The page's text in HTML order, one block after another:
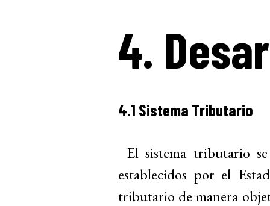
4.
4.1 Sistema Tributario
El sistema tributario
establecidos por el
tributario de manera